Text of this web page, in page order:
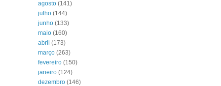
agosto (141)
julho (144)
junho (133)
maio (160)
abril (173)
março (263)
fevereiro (150)
janeiro (124)
dezembro (146)